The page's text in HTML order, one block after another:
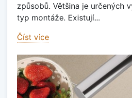
způsobů. Většina je určených
typ montáže. Existují...
Číst více